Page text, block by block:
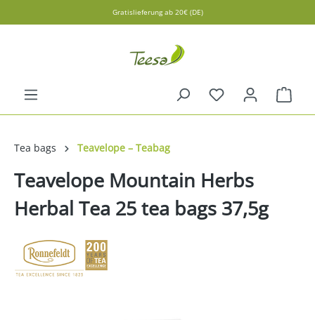
Gratislieferung ab 20€ (DE)
Tea bags Teavelope – Teabag
Teavelope Mountain Herbs
Herbal Tea 25 tea bags 37,5g